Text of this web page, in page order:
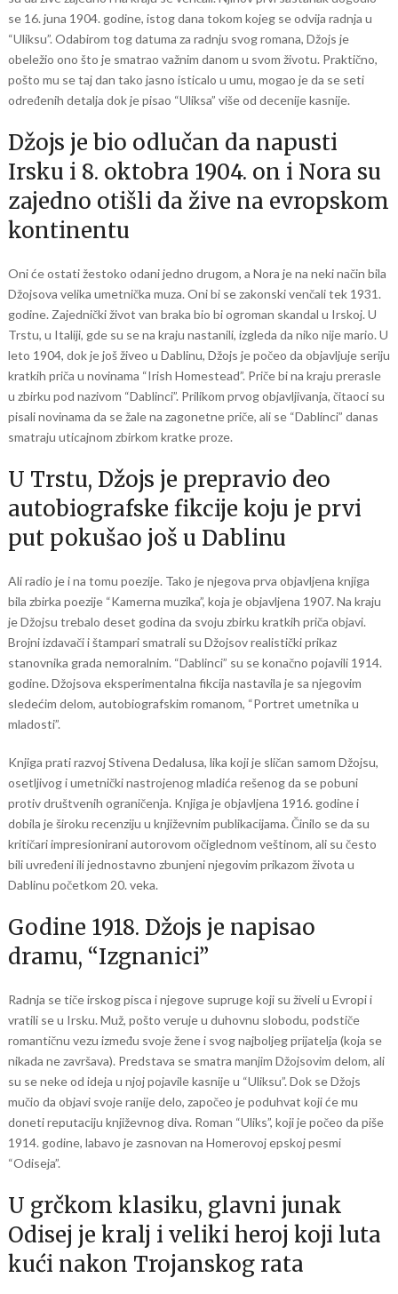
se 16. juna 1904. godine, istog dana tokom kojeg se odvija radnja u
“Uliksu”. Odabirom tog datuma za radnju svog romana, Džojs je
obeležio ono što je smatrao važnim danom u svom životu. Praktično,
pošto mu se taj dan tako jasno isticalo u umu, mogao je da se seti
određenih detalja dok je pisao “Uliksa” više od decenije kasnije.
Džojs je bio odlučan da napusti
Irsku i 8. oktobra 1904. on i Nora su
zajedno otišli ​​da žive na evropskom
kontinentu
Oni će ostati žestoko odani jedno drugom, a Nora je na neki način bila
Džojsova velika umetnička muza. Oni bi se zakonski venčali tek 1931.
godine. Zajednički život van braka bio bi ogroman skandal u Irskoj. U
Trstu, u Italiji, gde su se na kraju nastanili, izgleda da niko nije mario. U
leto 1904, dok je još živeo u Dablinu, Džojs je počeo da objavljuje seriju
kratkih priča u novinama “Irish Homestead”. Priče bi na kraju prerasle
u zbirku pod nazivom “Dablinci”. Prilikom prvog objavljivanja, čitaoci su
pisali novinama da se žale na zagonetne priče, ali se “Dablinci” danas
smatraju uticajnom zbirkom kratke proze.
U Trstu, Džojs je prepravio deo
autobiografske fikcije koju je prvi
put pokušao još u Dablinu
Ali radio je i na tomu poezije. Tako je njegova prva objavljena knjiga
bila zbirka poezije “Kamerna muzika”, koja je objavljena 1907. Na kraju
je Džojsu trebalo deset godina da svoju zbirku kratkih priča objavi.
Brojni izdavači i štampari smatrali su Džojsov realistički prikaz
stanovnika grada nemoralnim. “Dablinci” su se konačno pojavili 1914.
godine. Džojsova eksperimentalna fikcija nastavila je sa njegovim
sledećim delom, autobiografskim romanom, “Portret umetnika u
mladosti”.
Knjiga prati razvoj Stivena Dedalusa, lika koji je sličan samom Džojsu,
osetljivog i umetnički nastrojenog mladića rešenog da se pobuni
protiv društvenih ograničenja. Knjiga je objavljena 1916. godine i
dobila je široku recenziju u književnim publikacijama. Činilo se da su
kritičari impresionirani autorovom očiglednom veštinom, ali su često
bili uvređeni ili jednostavno zbunjeni njegovim prikazom života u
Dablinu početkom 20. veka.
Godine 1918. Džojs je napisao
dramu, “Izgnanici”
Radnja se tiče irskog pisca i njegove supruge koji su živeli u Evropi i
vratili se u Irsku. Muž, pošto veruje u duhovnu slobodu, podstiče
romantičnu vezu između svoje žene i svog najboljeg prijatelja (koja se
nikada ne završava). Predstava se smatra manjim Džojsovim delom, ali
su se neke od ideja u njoj pojavile kasnije u “Uliksu”. Dok se Džojs
mučio da objavi svoje ranije delo, započeo je poduhvat koji će mu
doneti reputaciju književnog diva. Roman “Uliks”, koji je počeo da piše
1914. godine, labavo je zasnovan na Homerovoj epskoj pesmi
“Odiseja”.
U grčkom klasiku, glavni junak
Odisej je kralj i veliki heroj koji luta
kući nakon Trojanskog rata